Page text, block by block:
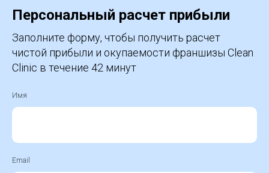
Персональный расчет прибыли
Заполните форму, чтобы получить расчет
чистой прибыли и окупаемости франшизы Clean
Clinic в течение 42 минут
Имя
Email